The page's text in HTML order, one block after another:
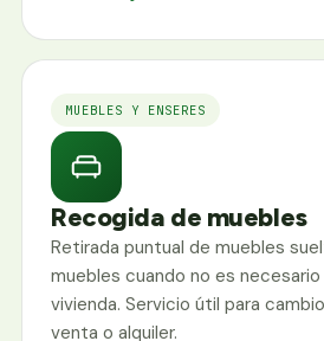
MUEBLES Y ENSERES
Recogida de muebles
Retirada puntual de muebles
muebles cuando no es
vivienda. Servicio útil para
venta o alquiler.